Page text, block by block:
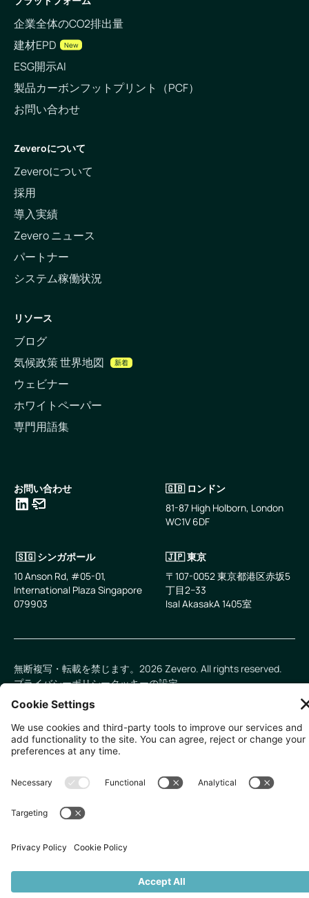
企業全体のCO2排出量
建材EPD
New
ESG開示AI
製品カーボンフットプリント（PCF）
お問い合わせ
Zeveroについて
Zeveroについて
採用
導入実績
Zevero ニュース
パートナー
システム稼働状況
リソース
ブログ
気候政策 世界地図
新着
ウェビナー
ホワイトペーパー
専門用語集
お問い合わせ
🇬🇧 ロンドン
81-87 High Holborn, London
WC1V 6DF
🇸🇬 シンガポール
10 Anson Rd, #05-01,
International Plaza Singapore
079903
🇯🇵 東京
〒107-0052 東京都港区赤坂5
丁目2−33
IsaI AkasakA 1405室
無断複写・転載を禁じます。 2026 Zevero. All rights reserved.
プライバシーポリシークッキーの設定